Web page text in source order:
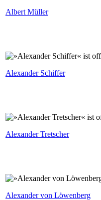
Albert Müller
Alexander Schiffer
Alexander Tretscher
Alexander von Löwenberg